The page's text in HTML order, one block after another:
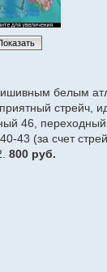
белым
стрейч,
46,
43 (за счет
800 руб.